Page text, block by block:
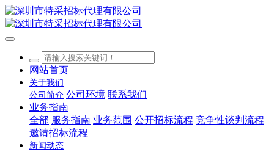
网站首页
关于我们
公司简介 公司环境 联系我们
业务指南
全部 服务指南 业务范围 公开招标流程 竞争性谈判流程
邀请招标流程
新闻动态